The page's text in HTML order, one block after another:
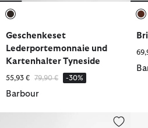
Geschenkeset
Lederportemonnaie und
Kartenhalter Tyneside
55,93 € Reduziert von
79,90 €bis-30%
Barbour
Lederportemonnaie Bamburgh